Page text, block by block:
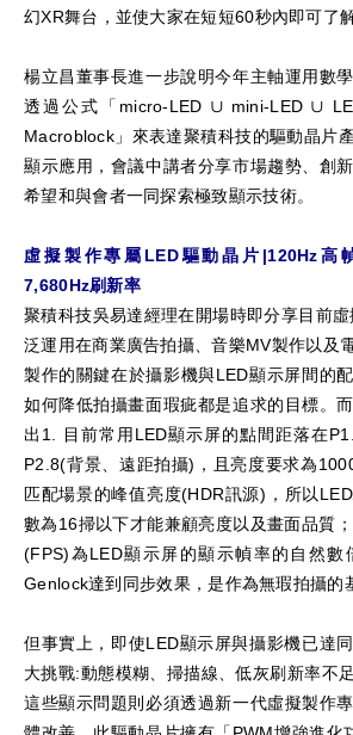
幻XR舞台，並使大家在短短60秒內即可了
楊立昌董事長進一步說明今年主軸運用數
透過公式「micro-LED ∪ mini-LED ∪
Macroblock」來表達聚積科技的驅動晶片
顯示應用，會議中講者分享市場趨勢、創
希望和與會者一同探索極致顯示技術。
虛擬製作專屬LED驅動晶片|120Hz高
7,680Hz刷新率
聚積科技吳易達經理在開場時即分享目前
泛運用在商業廣告拍攝、音樂MV製作以及
製作的關鍵在於攝影機與LED顯示屏間的
如何降低拍攝畫面瑕疵都是追求的目標。
出1. 目前常用LED顯示屏的點間距落在
P2.8(背景、遠距拍攝)，且亮度要求為
匹配場景的峰值亮度(HDR訊源)，所以
數為16掃以下才能兼顧亮度以及畫面品質
(FPS)為LED顯示屏的顯示幀率的自然數
Genlock達到同步效果，是作為無瑕拍攝的
但事實上，即使LED顯示屏與攝影機已達
大挑戰:動態模糊、掃描線、低灰刷新率不
這些顯示問題則必須透過新一代虛擬製作